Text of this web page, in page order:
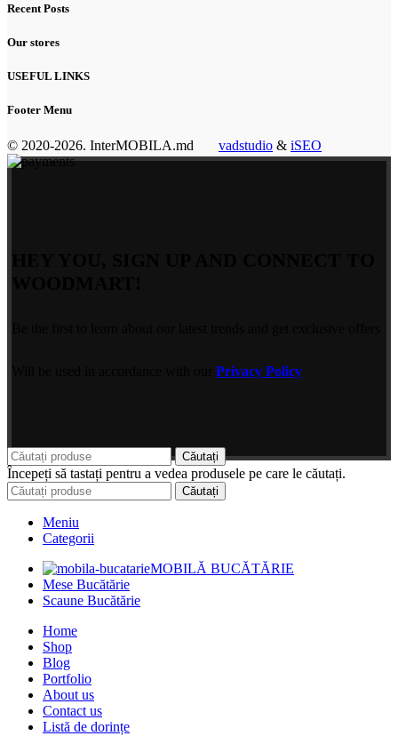
Recent Posts
Our stores
USEFUL LINKS
Footer Menu
© 2020-2026. InterMOBILA.md vadstudio & iSEO
Privacy Policy
Căutați
Începeți să tastați pentru a vedea produsele pe care le căutați.
Căutați
Meniu
Categorii
MOBILĂ BUCĂTĂRIE
Mese Bucătărie
Scaune Bucătărie
Home
Shop
Blog
Portfolio
About us
Contact us
Listă de dorințe